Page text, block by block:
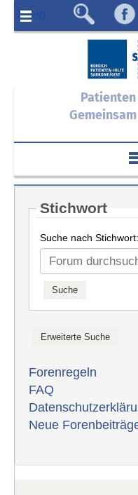
Menü
Stichwort
Suche nach Stichwort:
Forenregeln
FAQ
Neue